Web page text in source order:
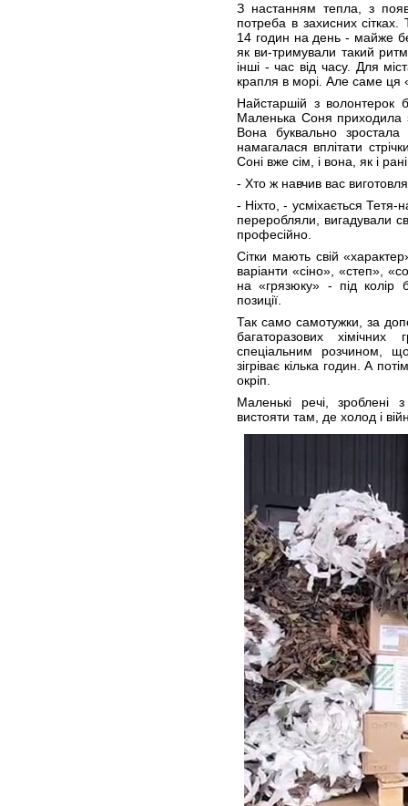
З настанням тепла, з
потреба в захисних
14 годин на день - майже
як ви-тримували такий
інші - час від часу. Для
крапля в морі. Але саме ця
Найстаршій з
Маленька Соня приходила
Вона буквально
намагалася вплітати
Соні вже сім, і вона, як і
- Хто ж навчив вас
- Ніхто, - усміхається
переробляли, вигадували
професійно.
Сітки мають свій
варіанти «сіно», «степ»,
на «грязюку» - під колір
позиції.
Так само самотужки, за
багаторазових хімічних
спеціальним розчином,
зігріває кілька годин. А
окріп.
Маленькі речі,
вистояти там, де холод і